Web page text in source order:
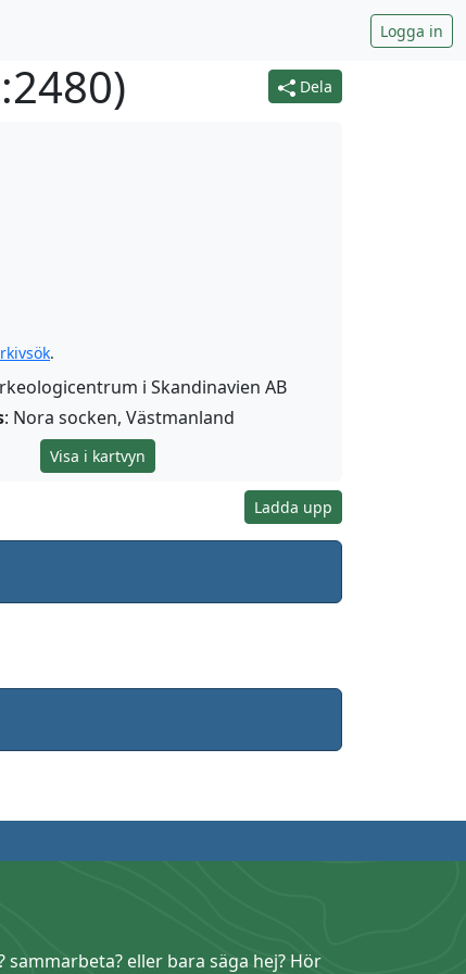
Logga in
Dela
)
.
i Skandinavien AB
: Nora socken, Västmanland
Visa i kartvyn
Ladda upp
sammarbeta? eller bara säga hej? Hör